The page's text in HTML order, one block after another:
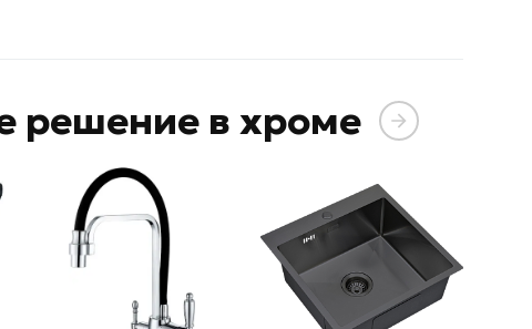
решение в хроме